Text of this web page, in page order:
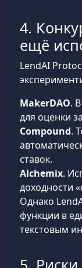
4.
ещё
LendAI
MakerDAO.
для оценки
Compound.
ставок.
Alchemix.
доходности
Однако
функции в
текстовым